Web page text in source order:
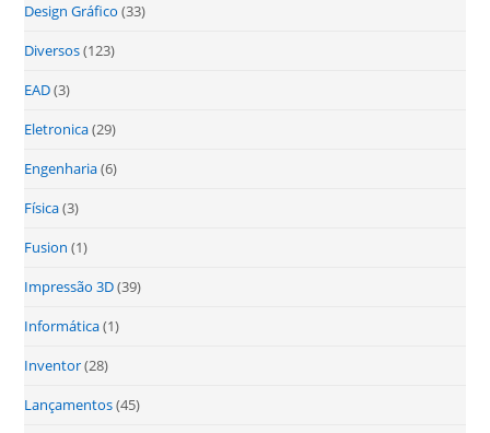
Design Gráfico (33)
Diversos(123)
EAD(3)
Eletronica(29)
Engenharia(6)
Física(3)
Fusion (1)
Impressão 3D(39)
Informática(1)
Inventor(28)
Lançamentos(45)